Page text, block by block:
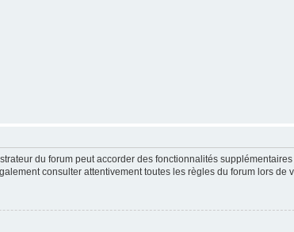
du forum peut accorder des fonctionnalités
consulter attentivement toutes les règles du forum lors de